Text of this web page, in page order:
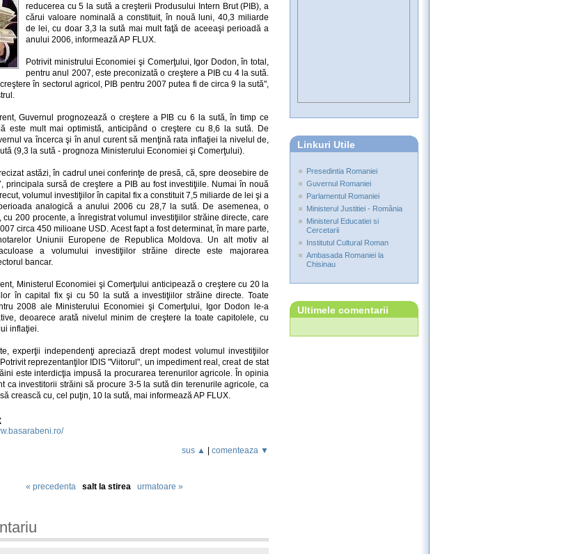
reducerea cu 5 la sută a creşterii Produsului Intern Brut (PIB), a
cărui valoare nominală a constituit, în nouă luni, 40,3 miliarde
de lei, cu doar 3,3 la sută mai mult faţă de aceeaşi perioadă a
anului 2006, informează AP FLUX.
Potrivit ministrului Economiei şi Comerţului, Igor Dodon, în total,
pentru anul 2007, este preconizată o creştere a PIB cu 4 la sută.
în sectorul agricol, PIB pentru 2007 putea fi de circa 9 la sută",
Guvernul prognozează o creştere a PIB cu 6 la sută, în timp ce
este mult mai optimistă, anticipând o creştere cu 8,6 la sută. De
va încerca şi în anul curent să menţină rata inflaţiei la nivelul de,
(9,3 la sută - prognoza Ministerului Economiei şi Comerţului).
astăzi, în cadrul unei conferinţe de presă, că, spre deosebire de
principala sursă de creştere a PIB au fost investiţiile. Numai în nouă
volumul investiţiilor în capital fix a constituit 7,5 miliarde de lei şi a
analogică a anului 2006 cu 28,7 la sută. De asemenea, o
cu 200 procente, a înregistrat volumul investiţiilor străine directe, care
circa 450 milioane USD. Acest fapt a fost determinat, în mare parte,
Uniunii Europene de Republica Moldova. Un alt motiv al
a volumului investiţiilor străine directe este majorarea
bancar.
Ministerul Economiei şi Comerţului anticipează o creştere cu 20 la
în capital fix şi cu 50 la sută a investiţiilor străine directe. Toate
2008 ale Ministerului Economiei şi Comerţului, Igor Dodon le-a
deoarece arată nivelul minim de creştere la toate capitolele, cu
inflaţiei.
experţii independenţi apreciază drept modest volumul investiţiilor
reprezentanţilor IDIS "Viitorul", un impediment real, creat de stat
este interdicţia impusă la procurarea terenurilor agricole. În opinia
ca investitorii străini să procure 3-5 la sută din terenurile agricole, ca
crească cu, cel puţin, 10 la sută, mai informează AP FLUX.
sus ▲
comenteaza ▼
« precedenta salt la stirea urmatoare »
Linkuri Utile
Presedintia Romaniei
Guvernul Romaniei
Parlamentul Romaniei
Ministerul Justitiei - România
Ministerul Educatiei si
Cercetarii
Institutul Cultural Roman
Ambasada Romaniei la
Chisinau
Ultimele comentarii